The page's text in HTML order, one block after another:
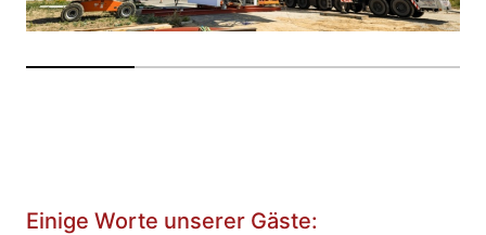
Einige Worte unserer Gäste: